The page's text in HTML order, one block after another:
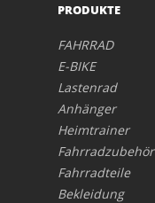
PRODUKTE
FAHRRAD
E-BIKE
Lastenrad
Anhänger
Heimtrainer
Fahrradzubehör
Fahrradteile
Bekleidung